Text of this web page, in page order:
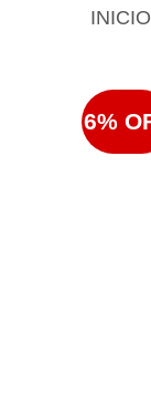
INICIO
6%